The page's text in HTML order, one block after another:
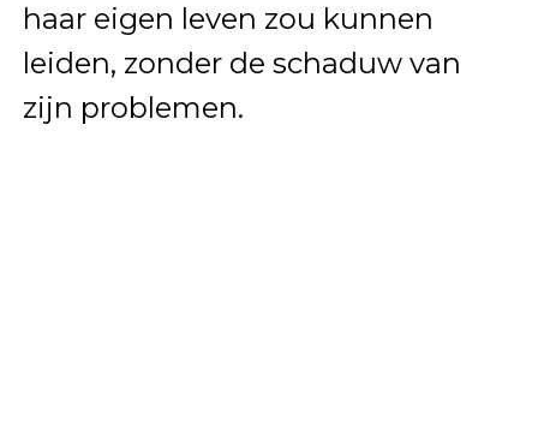
haar eigen leven zou kunnen
leiden, zonder de schaduw van
zijn problemen.